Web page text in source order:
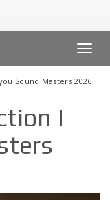
Sound Masters 2026
|